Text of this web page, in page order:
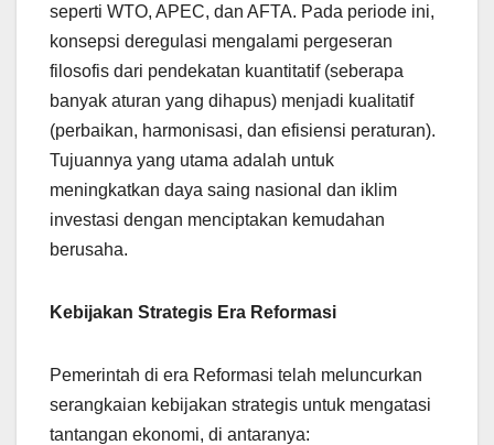
seperti WTO, APEC, dan AFTA. Pada periode ini,
konsepsi deregulasi mengalami pergeseran
filosofis dari pendekatan kuantitatif (seberapa
banyak aturan yang dihapus) menjadi kualitatif
(perbaikan, harmonisasi, dan efisiensi peraturan).
Tujuannya yang utama adalah untuk
meningkatkan daya saing nasional dan iklim
investasi dengan menciptakan kemudahan
berusaha.
Kebijakan Strategis Era Reformasi
Pemerintah di era Reformasi telah meluncurkan
serangkaian kebijakan strategis untuk mengatasi
tantangan ekonomi, di antaranya: